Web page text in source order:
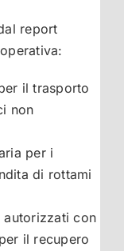
report
il trasporto
non
per i
di rottami
con
il recupero